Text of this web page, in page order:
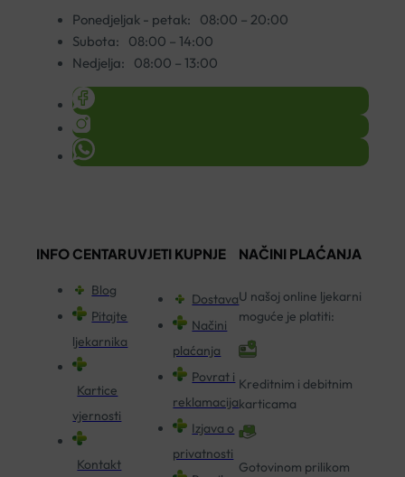
Ponedjeljak - petak:
08:00 – 20:00
Subota:
08:00 – 14:00
Nedjelja:
08:00 – 13:00
INFO CENTAR
Blog
Pitajte
ljekarnika
Kartice
vjernosti
Kontakt
UVJETI KUPNJE
Dostava
Načini
plaćanja
Povrat i
reklamacija
Izjava o
privatnosti
NAČINI PLAĆANJA
U našoj online ljekarni
moguće je platiti:
Kreditnim i debitnim
karticama
Gotovinom prilikom